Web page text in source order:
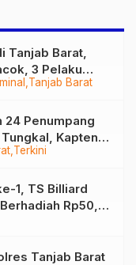
Lengkap!
Tanjab Barat
Tanjab Barat,
3 Pelaku
Terkini
24 Penumpang
Kapten
1, TS Billiard
Rp50,8
Tanjab Barat